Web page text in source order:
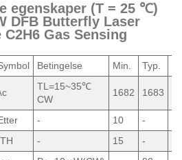
egenskaper (T = 25 ℃)
DFB Butterfly Laser
Gas Sensing
Betingelse Min. Typ.
TL=15~35℃
CW
1682 1683
- 10 -
- 15 -